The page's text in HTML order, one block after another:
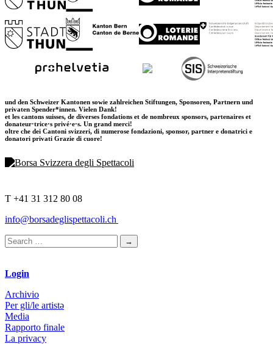
und den Schweizer Kantonen sowie zahlreichen Stiftungen, Sponsoren, Partnern und
privaten Spender*innen. Vielen Dank!
et les cantons suisses, de diverses fondations et de nombreux sponsors, partenaires et
donateur·trice·s privé·e·s. Un grand merci!
oltre che dei Cantoni svizzeri, di numerose fondazioni, sponsor, partner e donatrici e
donatori privati Grazie di cuore!
T +41 31 312 80 08
info@borsadeglispettacoli.ch
Login
Archivio
Per gli/le artistə
Media
Rapporto finale
La privacy